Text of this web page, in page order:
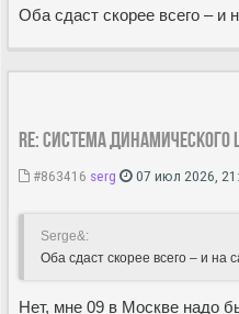
Оба сдаст скорее всего – и
Re: Система
#863416 serg 07 июл 2026,
Serge&:
Оба сдаст скорее всего – и на
Нет, мне 09 в Москве надо